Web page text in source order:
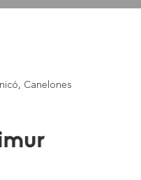
Canelones